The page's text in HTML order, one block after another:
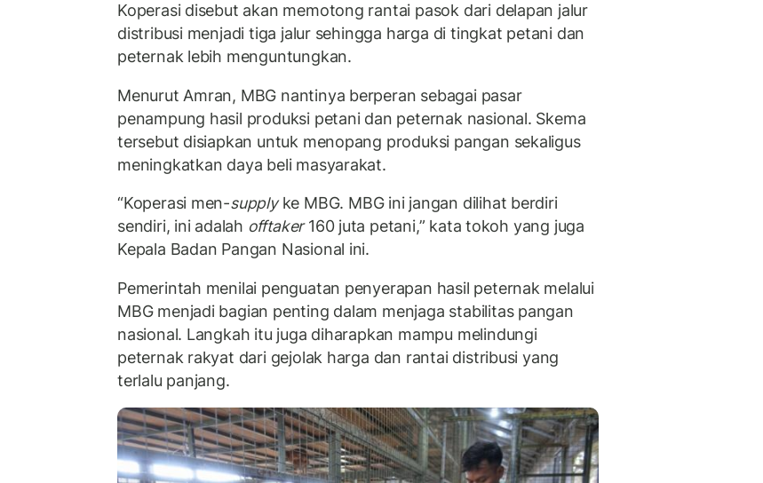
Koperasi disebut akan memotong rantai pasok dari delapan jalur
distribusi menjadi tiga jalur sehingga harga di tingkat petani dan
peternak lebih menguntungkan.
Menurut Amran, MBG nantinya berperan sebagai pasar
penampung hasil produksi petani dan peternak nasional. Skema
tersebut disiapkan untuk menopang produksi pangan sekaligus
meningkatkan daya beli masyarakat.
“Koperasi men-supplyke MBG. MBG ini jangan dilihat berdiri
sendiri, ini adalah offtaker160 juta petani,” kata tokoh yang juga
Kepala Badan Pangan Nasional ini.
Pemerintah menilai penguatan penyerapan hasil peternak melalui
MBG menjadi bagian penting dalam menjaga stabilitas pangan
nasional. Langkah itu juga diharapkan mampu melindungi
peternak rakyat dari gejolak harga dan rantai distribusi yang
terlalu panjang.